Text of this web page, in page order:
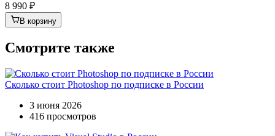
8 990 ₽
В корзину
Смотрите также
Сколько стоит Photoshop по подписке в России
3 июня 2026
416 просмотров